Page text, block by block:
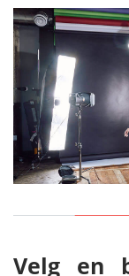
Velg en